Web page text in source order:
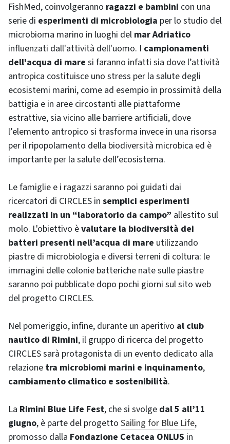
FishMed, coinvolgeranno ragazzi e bambini con una
serie di esperimenti di microbiologia per lo studio del
microbioma marino in luoghi del mar Adriatico
influenzati dall'attività dell'uomo. I campionamenti
dell'acqua di mare si faranno infatti sia dove l’attività
antropica costituisce uno stress per la salute degli
ecosistemi marini, come ad esempio in prossimità della
battigia e in aree circostanti alle piattaforme
estrattive, sia vicino alle barriere artificiali, dove
l’elemento antropico si trasforma invece in una risorsa
per il ripopolamento della biodiversità microbica ed è
importante per la salute dell’ecosistema.
Le famiglie e i ragazzi saranno poi guidati dai
ricercatori di CIRCLES in semplici esperimenti
realizzati in un “laboratorio da campo” allestito sul
molo. L'obiettivo èvalutare la biodiversità dei
batteri presenti nell’acqua di mare utilizzando
piastre di microbiologia e diversi terreni di coltura: le
immagini delle colonie batteriche nate sulle piastre
saranno poi pubblicate dopo pochi giorni sul sito web
del progetto CIRCLES.
Nel pomeriggio, infine, durante un aperitivo al club
nautico di Rimini, il gruppo di ricerca del progetto
CIRCLES sarà protagonista di un evento dedicato alla
relazione tra microbiomi marini e inquinamento,
cambiamento climatico e sostenibilità.
La Rimini Blue Life Fest, che si svolge dal 5 all’11
giugno, è parte del progetto Sailing for Blue Life,
promosso dalla Fondazione Cetacea ONLUS in